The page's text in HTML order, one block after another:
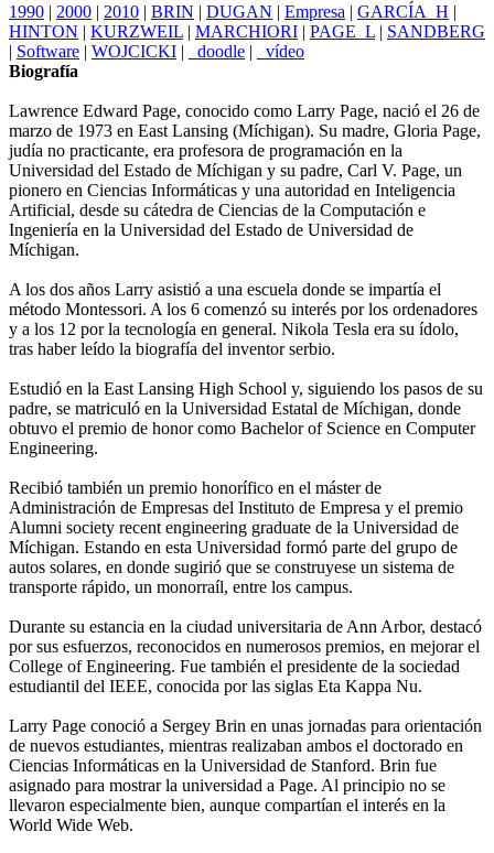
1990 | 2000 | 2010 | BRIN | DUGAN | Empresa | GARCÍA_H |
HINTON | KURZWEIL | MARCHIORI | PAGE_L | SANDBERG
| Software | WOJCICKI | _doodle |
_vídeo
Biografía
Lawrence Edward Page, conocido como Larry Page, nació el 26 de
marzo de 1973 en East Lansing (Míchigan). Su madre, Gloria Page,
judía no practicante, era profesora de programación en la
Universidad del Estado de Míchigan y su padre, Carl V. Page, un
pionero en Ciencias Informáticas y una autoridad en Inteligencia
Artificial, desde su cátedra de Ciencias de la Computación e
Ingeniería en la Universidad del Estado de Universidad de
Míchigan.
A los dos años Larry asistió a una escuela donde se impartía el
método Montessori. A los 6 comenzó su interés por los ordenadores
y a los 12 por la tecnología en general. Nikola Tesla era su ídolo,
tras haber leído la biografía del inventor serbio.
Estudió en la East Lansing High School y, siguiendo los pasos de su
padre, se matriculó en la Universidad Estatal de Míchigan, donde
obtuvo el premio de honor como Bachelor of Science en Computer
Engineering.
Recibió también un premio honorífico en el máster de
Administración de Empresas del Instituto de Empresa y el premio
Alumni society recent engineering graduate de la Universidad de
Míchigan. Estando en esta Universidad formó parte del grupo de
autos solares, en donde sugirió que se construyese un sistema de
transporte rápido, un monorraíl, entre los campus.
Durante su estancia en la ciudad universitaria de Ann Arbor, destacó
por sus esfuerzos, reconocidos en numerosos premios, en mejorar el
College of Engineering. Fue también el presidente de la sociedad
estudiantil del IEEE, conocida por las siglas Eta Kappa Nu.
Larry Page conoció a Sergey Brin en unas jornadas para orientación
de nuevos estudiantes, mientras realizaban ambos el doctorado en
Ciencias Informáticas en la Universidad de Stanford. Brin fue
asignado para mostrar la universidad a Page. Al principio no se
llevaron especialmente bien, aunque compartían el interés en la
World Wide Web.